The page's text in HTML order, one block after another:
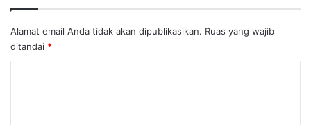
Alamat email Anda tidak akan dipublikasikan. Ruas yang wajib
ditandai *